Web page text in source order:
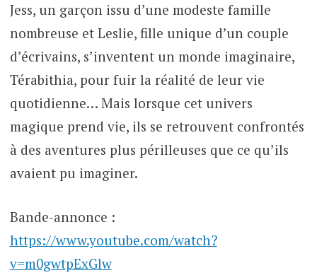
Jess, un garçon issu d’une modeste famille
nombreuse et Leslie, fille unique d’un couple
d’écrivains, s’inventent un monde imaginaire,
Térabithia, pour fuir la réalité de leur vie
quotidienne… Mais lorsque cet univers
magique prend vie, ils se retrouvent confrontés
à des aventures plus périlleuses que ce qu’ils
avaient pu imaginer.
Bande-annonce :
https://www.youtube.com/watch?
v=m0gwtpExGlw